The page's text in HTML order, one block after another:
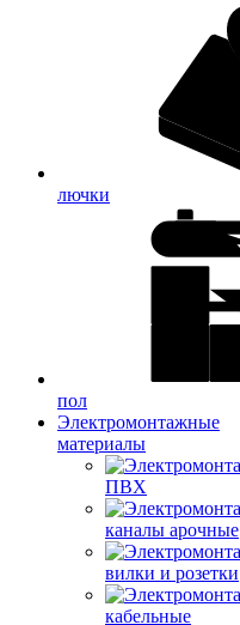
лючки
пол
Электромонтажные
материалы
ПВХ
каналы арочные
вилки и розетки
кабельные